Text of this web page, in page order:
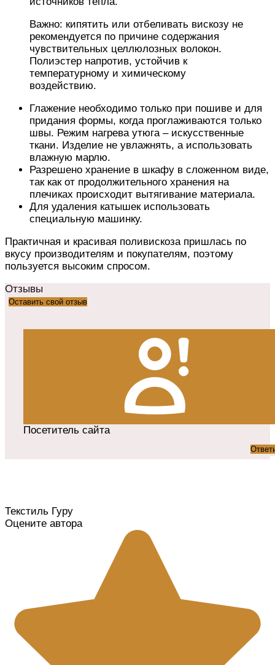
Важно: кипятить или отбеливать вискозу не
рекомендуется по причине содержания
чувствительных целлюлозных волокон.
Полиэстер напротив, устойчив к
температурному и химическому
воздействию.
Глажение необходимо только при пошиве и для
придания формы, когда проглаживаются только
швы. Режим нагрева утюга – искусственные
ткани. Изделие не увлажнять, а использовать
влажную марлю.
Разрешено хранение в шкафу в сложенном виде,
так как от продолжительного хранения на
плечиках происходит вытягивание материала.
Для удаления катышек использовать
специальную машинку.
Практичная и красивая поливискоза пришлась по
вкусу производителям и покупателям, поэтому
пользуется высоким спросом.
Отзывы
Оставить свой отзыв
Посетитель сайта
Текстиль Гуру
Оцените автора